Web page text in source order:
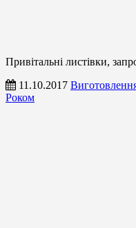
Привітальні листівки,
11.10.2017
Роком